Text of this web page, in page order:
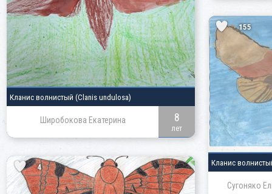
Кланис волнистый (Clanis undulosa)
Широбокова Екатерина 8
лет
155
Кланис
Сугоняко
4